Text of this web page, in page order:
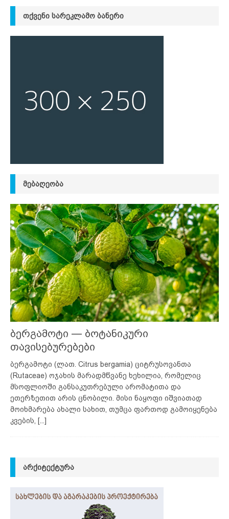
ᲗᲥᲕᲔᲜᲘ ᲡᲐᲠᲔᲙᲚᲐᲛᲝ ᲑᲐᲜᲔᲠᲘ
ᲛᲔᲑᲐᲦᲔᲝᲑᲐ
ბერგამოტი — ბოტანიკური
თავისებურებები
ბერგამოტი (ლათ. Citrus bergamia) ციტრუსოვანთა
(Rutaceae) ოჯახის მარადმწვანე ხეხილია, რომელიც
მსოფლიოში განსაკუთრებული არომატითა და
ეთერზეთით არის ცნობილი. მისი ნაყოფი იშვიათად
მოიხმარება ახალი სახით, თუმცა ფართოდ გამოიყენება
კვების,
[...]
ᲐᲠᲥᲘᲢᲔᲥᲢᲣᲠᲐ